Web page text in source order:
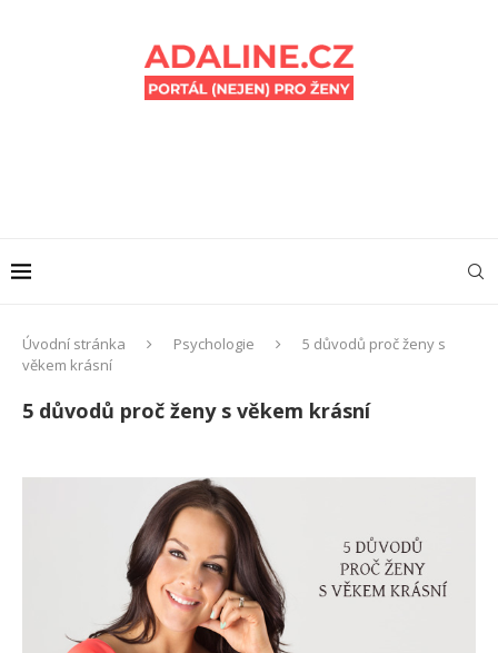
Úvodní stránka Psychologie
5 důvodů proč ženy s
věkem krásní
5 důvodů proč ženy s věkem krásní